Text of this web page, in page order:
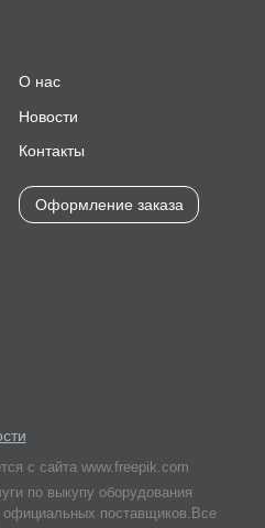
О нас
Новости
Контакты
Оформление заказа
с сайта www.freepik.com
по выкупу оборудования
официальных поставщиков.Все